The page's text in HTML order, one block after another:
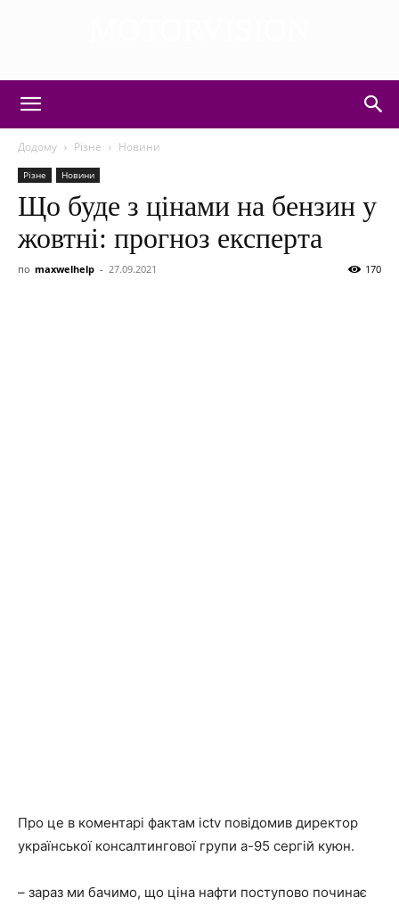
Додому Різне Новини
Різне Новини
Що буде з цінами на бензин у
жовтні: прогноз експерта
по maxwelhelp - 27.09.2021 170
Про це в коментарі фактам ictv повідомив директор
української консалтингової групи а-95 сергій куюн.
– зараз ми бачимо, що ціна нафти поступово починає